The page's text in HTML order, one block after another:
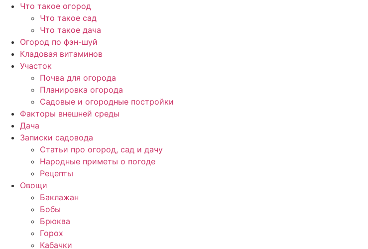
Перейти
содержимому
Что такое огород
Что такое сад
Что такое дача
Огород по фэн-шуй
Кладовая витаминов
Участок
Почва для огорода
Планировка огорода
Садовые и огородные постройки
Факторы внешней среды
Дача
Записки садовода
Статьи про огород, сад и дачу
Народные приметы о погоде
Рецепты
Овощи
Баклажан
Бобы
Брюква
Горох
Кабачки